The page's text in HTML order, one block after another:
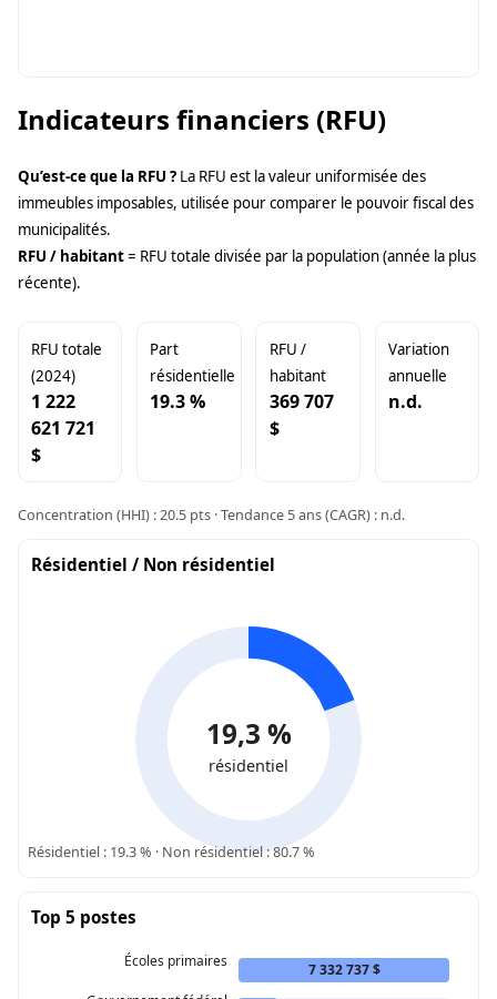
Indicateurs financiers (RFU)
Qu’est-ce que la RFU ? La RFU est la valeur uniformisée des
immeubles imposables, utilisée pour comparer le pouvoir fiscal des
municipalités.
RFU / habitant= RFU totale divisée par la population (année la plus
récente).
RFU totale
(2024)
1 222
621 721
$
Part
résidentielle
19.3 %
RFU /
habitant
369 707
$
Variation
annuelle
n.d.
Concentration (HHI) : 20.5 pts · Tendance 5 ans (CAGR) : n.d.
Résidentiel / Non résidentiel
19,3 %
résidentiel
Résidentiel : 19.3 % · Non résidentiel : 80.7 %
Top 5 postes
Écoles primaires
7 332 737 $